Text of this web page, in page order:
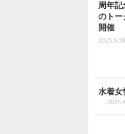
周年記
のトー
開催
水着女